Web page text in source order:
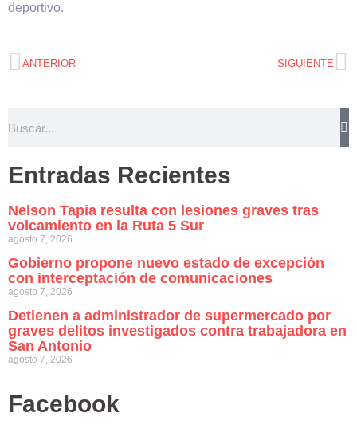
deportivo.
ANTERIOR SIGUIENTE
Entradas Recientes
Nelson Tapia resulta con lesiones graves tras
volcamiento en la Ruta 5 Sur
agosto 7, 2026
Gobierno propone nuevo estado de excepción
con interceptación de comunicaciones
agosto 7, 2026
Detienen a administrador de supermercado por
graves delitos investigados contra trabajadora en
San Antonio
agosto 7, 2026
Facebook